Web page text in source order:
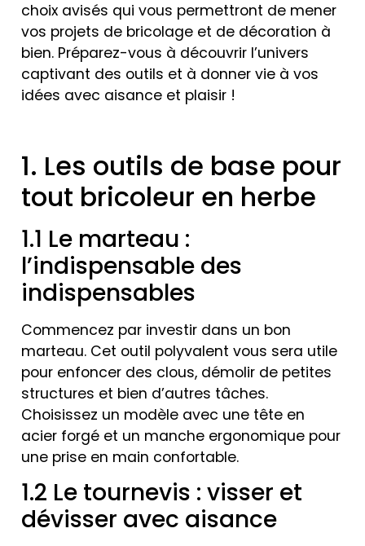
choix avisés qui vous permettront de mener
vos projets de bricolage et de décoration à
bien. Préparez-vous à découvrir l’univers
captivant des outils et à donner vie à vos
idées avec aisance et plaisir !
1. Les outils de base pour
tout bricoleur en herbe
1.1 Le marteau :
l’indispensable des
indispensables
Commencez par investir dans un bon
marteau. Cet outil polyvalent vous sera utile
pour enfoncer des clous, démolir de petites
structures et bien d’autres tâches.
Choisissez un modèle avec une tête en
acier forgé et un manche ergonomique pour
une prise en main confortable.
1.2 Le tournevis : visser et
dévisser avec aisance